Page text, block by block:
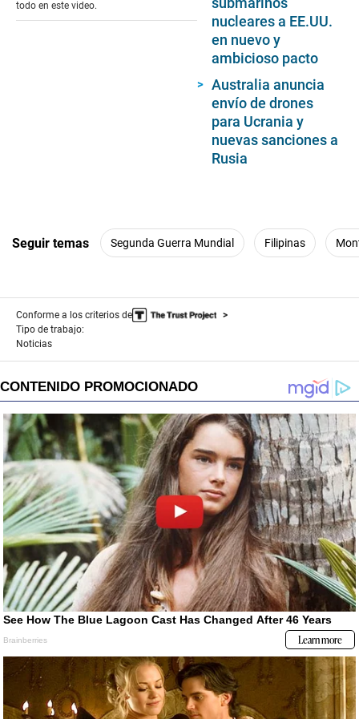
todo en este video.
nucleares a EE.UU.
en nuevo y
ambicioso pacto
Australia anuncia
envío de drones
para Ucrania y
nuevas sanciones a
Rusia
Seguir temas Segunda Guerra Mundial Filipinas
Conforme a los criterios de
Tipo de trabajo:
Noticias